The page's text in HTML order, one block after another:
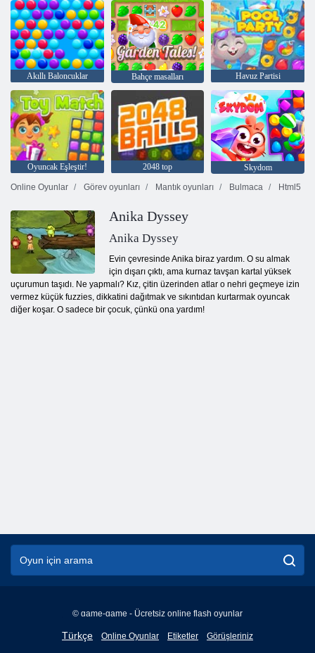
Akıllı Baloncuklar Bahçe masalları Havuz Partisi
Oyuncak Eşleştir! 2048 top
Skydom
Online Oyunlar
Görev oyunları Mantık oyunları Bulmaca Html5
Anika Dyssey
Anika Dyssey
Evin çevresinde Anika biraz yardım. O su almak
için dışarı çıktı, ama kurnaz tavşan kartal yüksek
uçurumun taşıdı. Ne yapmalı? Kız, çitin üzerinden atlar o nehri geçmeye izin
vermez küçük fuzzies, dikkatini dağıtmak ve sıkıntıdan kurtarmak oyuncak
diğer koşar. O sadece bir çocuk, çünkü ona yardım!
© game-game - Ücretsiz online flash oyunlar
Türkçe
English
Online Oyunlar Etiketler Görüşleriniz